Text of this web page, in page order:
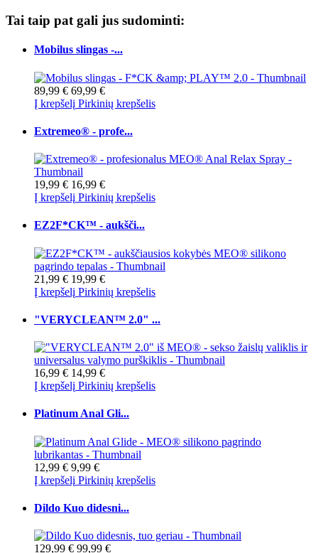
Tai taip pat gali jus sudominti:
Mobilus slingas -...
89,99 € 69,99 €
Į krepšelį Pirkinių krepšelis
Extremeo® - profe...
19,99 € 16,99 €
Į krepšelį Pirkinių krepšelis
EZ2F*CK™ - aukšči...
21,99 € 19,99 €
Į krepšelį Pirkinių krepšelis
"VERYCLEAN™ 2.0" ...
16,99 € 14,99 €
Į krepšelį Pirkinių krepšelis
Platinum Anal Gli...
12,99 € 9,99 €
Į krepšelį Pirkinių krepšelis
Dildo Kuo didesni...
129,99 € 99,99 €